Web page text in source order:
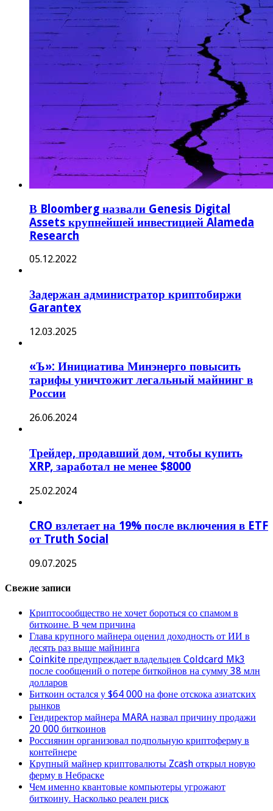
В Bloomberg назвали Genesis Digital
Assets крупнейшей инвестицией Alameda
Research
05.12.2022
Задержан администратор криптобиржи
Garantex
12.03.2025
«Ъ»: Инициатива Минэнерго повысить
тарифы уничтожит легальный майнинг в
России
26.06.2024
Трейдер, продавший дом, чтобы купить
XRP, заработал не менее $8000
25.02.2024
CRO взлетает на 19% после включения в ETF
от Truth Social
09.07.2025
Свежие записи
Криптосообщество не хочет бороться со спамом в
биткоине. В чем причина
Глава крупного майнера оценил доходность от ИИ в
десять раз выше майнинга
Coinkite предупреждает владельцев Coldcard Mk3
после сообщений о потере биткойнов на сумму 38 млн
долларов
Биткоин остался у $64 000 на фоне отскока азиатских
рынков
Гендиректор майнера MARA назвал причину продажи
20 000 биткоинов
Россиянин организовал подпольную криптоферму в
контейнере
Крупный майнер криптовалюты Zcash открыл новую
ферму в Небраске
Чем именно квантовые компьютеры угрожают
биткоину. Насколько реален риск